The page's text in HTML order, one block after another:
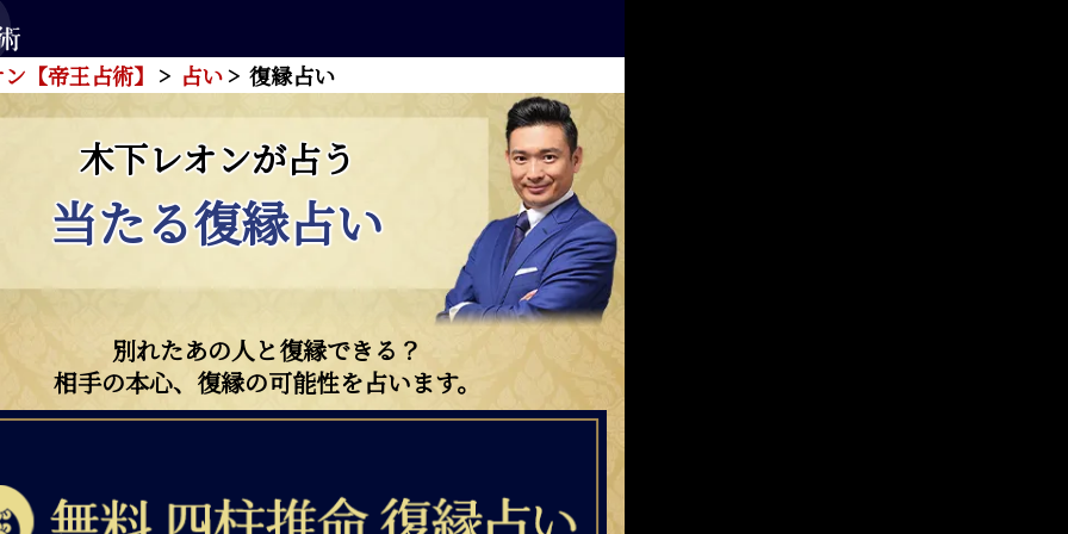
【帝王占術】 占い 復縁占い
木下レオンが占う
当たる復縁占い
別れたあの人と復縁できる？
相手の本心、復縁の可能性を占います。